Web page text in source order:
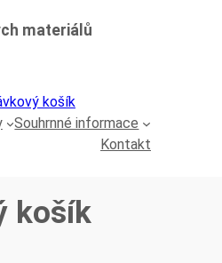
materiálů
košík
Souhrnné informace
Kontakt
košík